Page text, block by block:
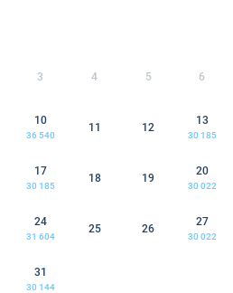
3 4 5 6
10
36 540
11 12
13
30 185
17
30 185
18 19
20
30 022
24
31 604
25 26
27
30 022
31
30 144